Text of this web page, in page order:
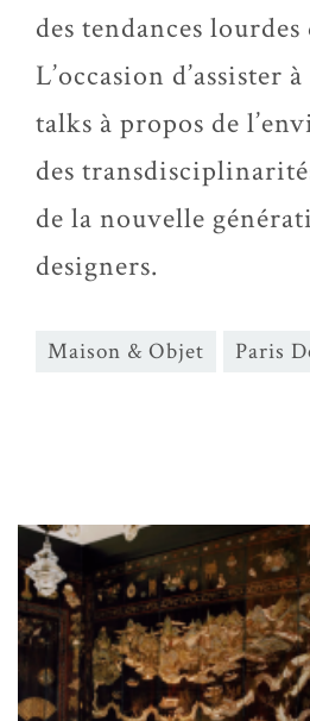
des tendances
L’occasion d’assister
talks à propos de
des
de la nouvelle
designers.
Maison & Objet Paris